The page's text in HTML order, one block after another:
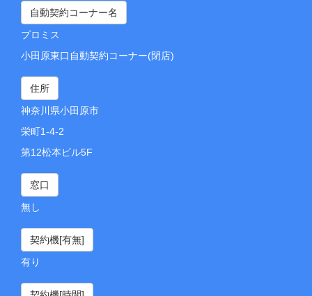
自動契約コーナー名
プロミス
小田原東口自動契約コーナー(閉店)
住所
神奈川県小田原市
栄町1-4-2
第12松本ビル5F
窓口
無し
契約機[有無]
有り